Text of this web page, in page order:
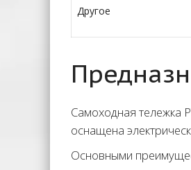
Другое
Самоходная тележка
оснащена
Основными